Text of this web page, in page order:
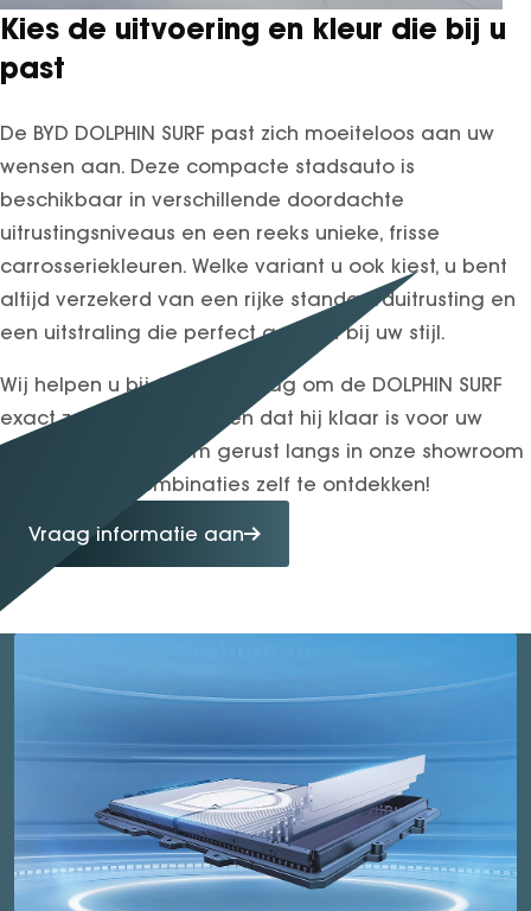
Kies de uitvoering en kleur die bij u
past
De BYD DOLPHIN SURF past zich moeiteloos aan uw
wensen aan. Deze compacte stadsauto is
beschikbaar in verschillende doordachte
uitrustingsniveaus en een reeks unieke, frisse
carrosseriekleuren. Welke variant u ook kiest, u bent
altijd verzekerd van een rijke standaarduitrusting en
een uitstraling die perfect aansluit bij uw stijl.
Wij helpen u bij Gomes graag om de DOLPHIN SURF
exact zo samen te stellen dat hij klaar is voor uw
dagelijkse ritten. Kom gerust langs in onze showroom
om alle kleurcombinaties zelf te ontdekken!
Vraag informatie aan